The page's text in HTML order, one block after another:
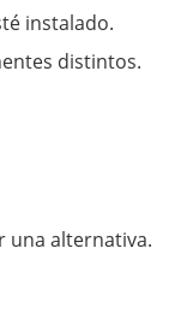
instalado.
distintos.
una alternativa.